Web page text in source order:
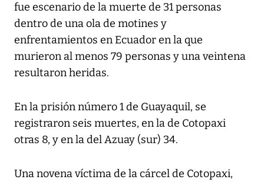
fue escenario de la muerte de 31 personas
dentro de una ola de motines y
enfrentamientos en Ecuador en la que
murieron al menos 79 personas y una veintena
resultaron heridas.
En la prisión número 1 de Guayaquil, se
registraron seis muertes, en la de Cotopaxi
otras 8, y en la del Azuay (sur) 34.
Una novena víctima de la cárcel de Cotopaxi,